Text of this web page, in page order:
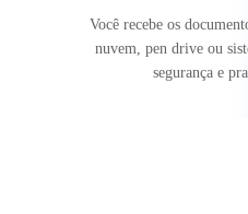
Você recebe os
nuvem, pen drive ou
segurança e